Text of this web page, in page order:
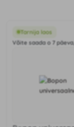
Tarnija laos
Võite saada o 7 päeva,